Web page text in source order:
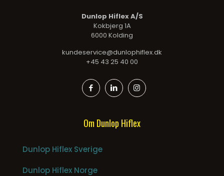
Dunlop Hiflex A/S
Kokbjerg 1A
6000 Kolding
kundeservice@dunlophiflex.dk
+45 43 25 40 00
Om Dunlop Hiflex
Dunlop Hiflex Sverige
Dunlop Hiflex Norge